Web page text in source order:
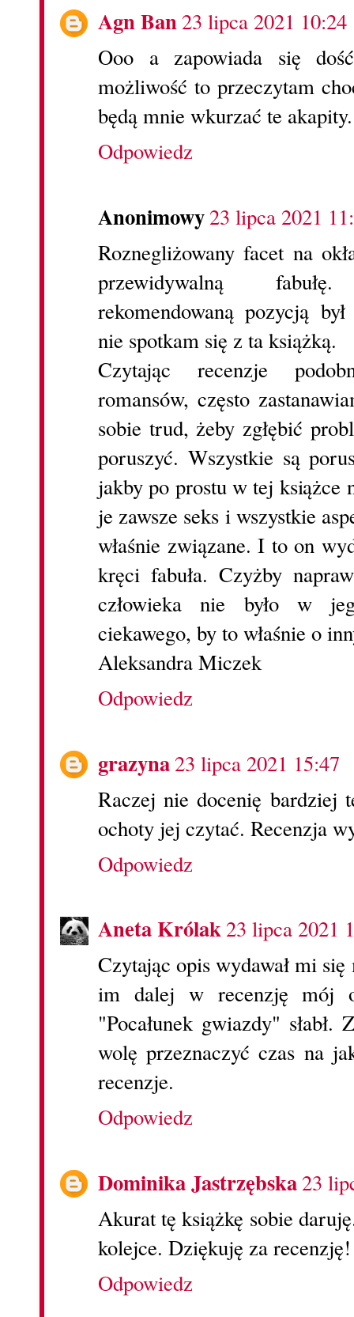
Agn Ban23 lipca 2021 10:24
Ooo a zapowiada się
możliwość to przeczytam
będą mnie wkurzać te
Odpowiedz
Anonimowy23 lipca 2021
Roznegliżowany facet na
przewidywalną
rekomendowaną pozycją
nie spotkam się z ta książką.
Czytając recenzje
romansów, często
sobie trud, żeby zgłębić
poruszyć. Wszystkie są
jakby po prostu w tej książce
je zawsze seks i wszystkie
właśnie związane. I to on
kręci fabuła. Czyżby
człowieka nie było w
ciekawego, by to właśnie o
Aleksandra Miczek
Odpowiedz
grazyna23 lipca 2021 15:47
Raczej nie docenię bardziej
ochoty jej czytać. Recenzja
Odpowiedz
Aneta Królak23 lipca 2021
Czytając opis wydawał mi
im dalej w recenzję mój
"Pocałunek gwiazdy"
wolę przeznaczyć czas na
recenzje.
Odpowiedz
Dominika Jastrzębska23
Akurat tę książkę sobie
kolejce. Dziękuję za recenzję!
Odpowiedz